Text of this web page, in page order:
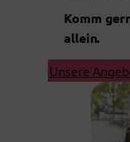
Komm
allein.
Unsere